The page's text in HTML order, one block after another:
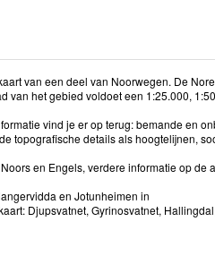
van een deel van Noorwegen. De
van het gebied voldoet een 1:25.000,
vind je er op terug: bemande en
topografische details als hoogtelijnen,
en Engels, verdere informatie op
en Jotunheimen in
Djupsvatnet, Gyrinosvatnet,